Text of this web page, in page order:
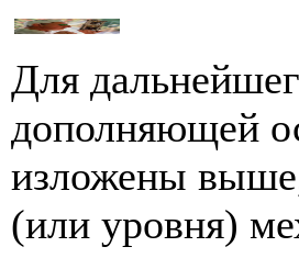
Для
дополняющей
изложены выше,
(или уровня)